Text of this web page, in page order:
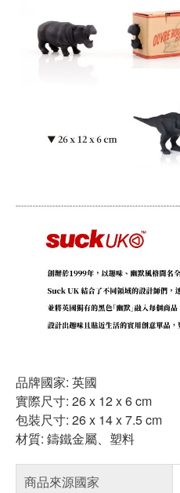
品牌國家: 英國
實際尺寸: 26 x 12 x 6 cm
包裝尺寸: 26 x 14 x 7.5 cm
材質: 鑄鐵金屬、塑料
商品來源國家